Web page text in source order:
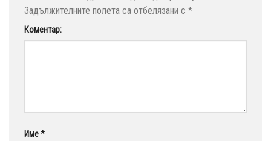
Задължителните полета са отбелязани с *
Коментар:
Име*